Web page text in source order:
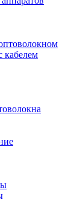
кабелем